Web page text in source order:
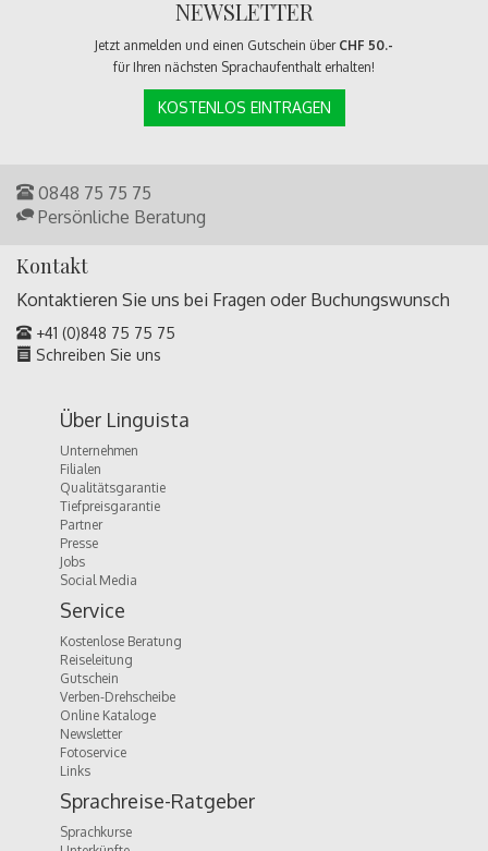
NEWSLETTER
Jetzt anmelden und einen Gutschein über CHF 50.-
für Ihren nächsten Sprachaufenthalt erhalten!
KOSTENLOS EINTRAGEN
0848 75 75 75
Persönliche Beratung
Kontakt
Kontaktieren Sie uns bei Fragen oder Buchungswunsch
+41 (0)848 75 75 75
Schreiben Sie uns
Über Linguista
Unternehmen
Filialen
Qualitätsgarantie
Tiefpreisgarantie
Partner
Presse
Jobs
Social Media
Service
Kostenlose Beratung
Reiseleitung
Gutschein
Verben-Drehscheibe
Online Kataloge
Newsletter
Fotoservice
Links
Sprachreise-Ratgeber
Sprachkurse